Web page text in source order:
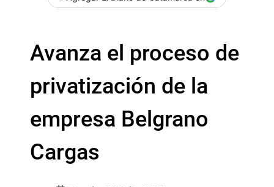
Avanza el proceso de
privatización de la
empresa Belgrano
Cargas